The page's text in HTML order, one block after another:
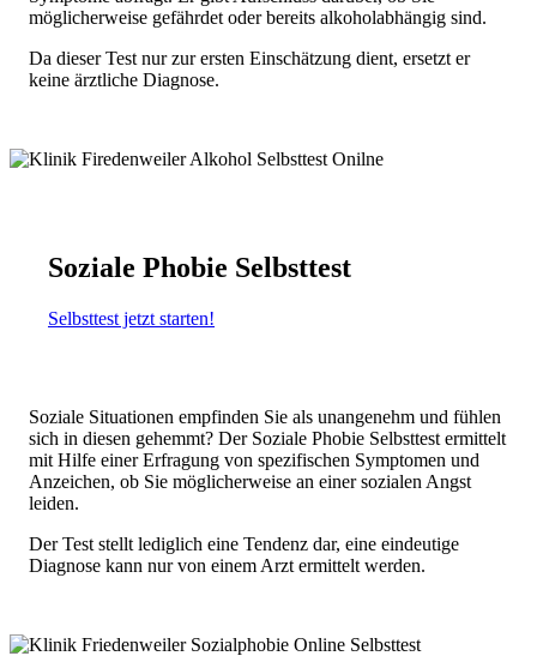
möglicherweise gefährdet oder bereits alkoholabhängig sind.
Da dieser Test nur zur ersten Einschätzung dient, ersetzt er
keine ärztliche Diagnose.
Soziale Phobie Selbsttest
Selbsttest jetzt starten!
Soziale Situationen empfinden Sie als unangenehm und fühlen
sich in diesen gehemmt? Der Soziale Phobie Selbsttest ermittelt
mit Hilfe einer Erfragung von spezifischen Symptomen und
Anzeichen, ob Sie möglicherweise an einer sozialen Angst
leiden.
Der Test stellt lediglich eine Tendenz dar, eine eindeutige
Diagnose kann nur von einem Arzt ermittelt werden.